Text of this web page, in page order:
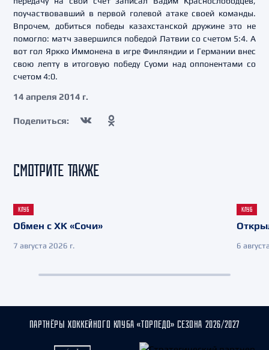
поучаствовавший в первой голевой атаке своей команды.
Впрочем, добиться победы казахстанской дружине это не
помогло: матч завершился победой Латвии со счетом 5:4. А
вот гол Яркко Иммонена в игре Финляндии и Германии внес
свою лепту в итоговую победу Суоми над оппонентами со
счетом 4:0.
14 апреля 2014 г.
Поделиться:
СМОТРИТЕ ТАКЖЕ
КЛУБ
Обмен с ХК «Сочи»
7 августа 2026 г.
КЛУБ
6
ПАРТНЁРЫ ХОККЕЙНОГО КЛУБА «ТОРПЕДО» СЕЗОНА 2026/2027